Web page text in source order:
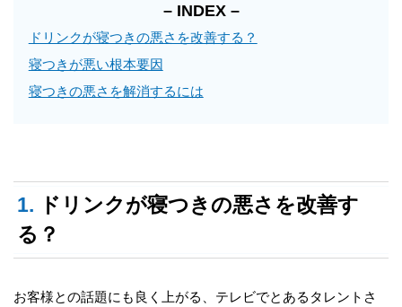
– INDEX –
ドリンクが寝つきの悪さを改善する？
寝つきが悪い根本要因
寝つきの悪さを解消するには
1. ドリンクが寝つきの悪さを改善す
る？
お客様との話題にも良く上がる、テレビでとあるタレントさ